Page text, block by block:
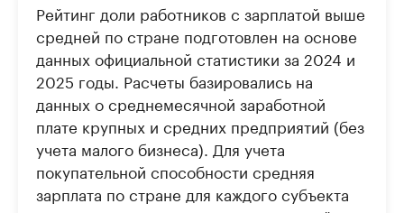
Рейтинг доли работников с зарплатой выше
средней по стране подготовлен на основе
данных официальной статистики за 2024 и
2025 годы. Расчеты базировались на
данных о среднемесячной заработной
плате крупных и средних предприятий (без
учета малого бизнеса). Для учета
покупательной способности средняя
зарплата по стране для каждого субъекта